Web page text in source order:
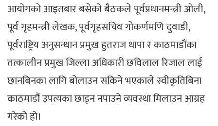
आयोगको आइतबार बसेको बैठकले पूर्वप्रधानमन्त्री ओली,
पूर्व गृहमन्त्री लेखक, पूर्वगृहसचिव गोकर्णमणि दुवाडी,
पूर्वराष्ट्रिय अनुसन्धान प्रमुख हुतराज थापा र काठमाडौंका
तत्कालीन प्रमुख जिल्ला अधिकारी छविलाल रिजाल लाई
छानबिनका लागि बोलाउन सकिने भएकाले स्वीकृतिबिना
काठमाडौं उपत्यका छाड्न नपाउने व्यवस्था मिलाउन आग्रह
गरेको हो।